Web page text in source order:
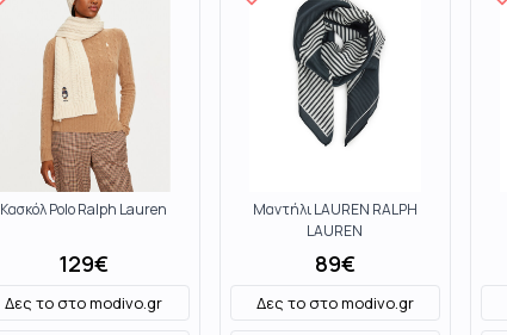
Κασκόλ Polo Ralph Lauren
129€
Δες το στοmodivo.gr
Μαντήλι LAUREN RALPH
LAUREN
89€
Δες το στοmodivo.gr